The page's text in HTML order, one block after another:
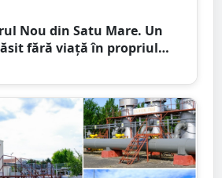
Nou din Satu Mare. Un
fără viață în propriul
două zile în care nu a
telefon